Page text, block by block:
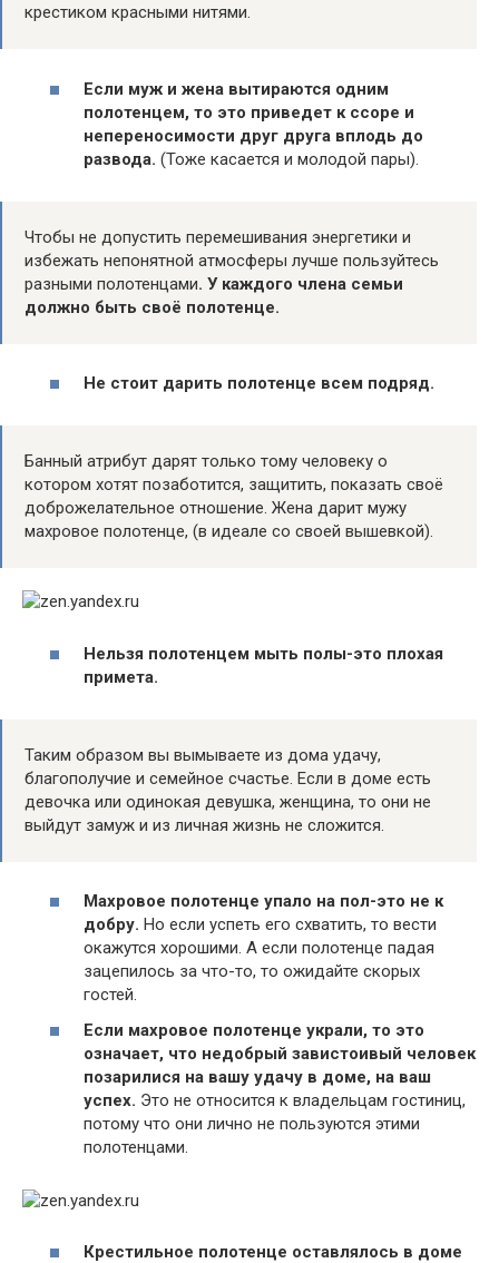
крестиком красными нитями.
Если муж и жена вытираются одним
полотенцем, то это приведет к ссоре и
непереносимости друг друга вплодь до
развода. (Тоже касается и молодой пары).
Чтобы не допустить перемешивания энергетики и
избежать непонятной атмосферы лучше пользуйтесь
разными полотенцами. У каждого члена семьи
должно быть своё полотенце.
Не стоит дарить полотенце всем подряд.
Банный атрибут дарят только тому человеку о
котором хотят позаботится, защитить, показать своё
доброжелательное отношение. Жена дарит мужу
махровое полотенце, (в идеале со своей вышевкой).
Нельзя полотенцем мыть полы-это плохая
примета.
Таким образом вы вымываете из дома удачу,
благополучие и семейное счастье. Если в доме есть
девочка или одинокая девушка, женщина, то они не
выйдут замуж и из личная жизнь не сложится.
Махровое полотенце упало на пол-это не к
добру. Но если успеть его схватить, то вести
окажутся хорошими. А если полотенце падая
зацепилось за что-то, то ожидайте скорых
гостей.
Если махровое полотенце украли, то это
означает, что недобрый завистоивый человек
позарилися на вашу удачу в доме, на ваш
успех. Это не относится к владельцам гостиниц,
потому что они лично не пользуются этими
полотенцами.
Крестильное полотенце оставлялось в доме